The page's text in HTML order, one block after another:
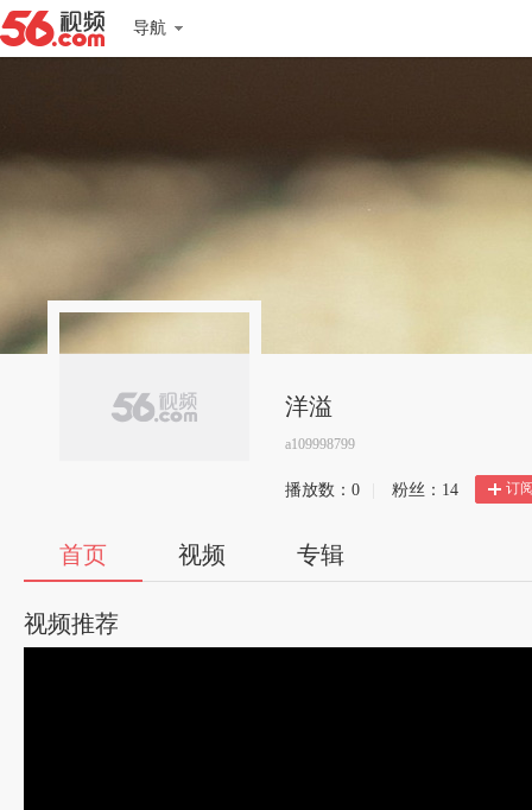
导航
洋溢
a109998799
播放数： 0 粉丝： 14 订
首页 视频 专辑
视频推荐